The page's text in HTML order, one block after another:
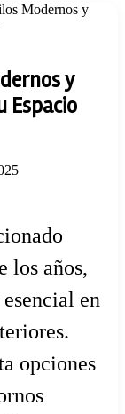
Modernos y
y
Espacio
los años,
en
opciones